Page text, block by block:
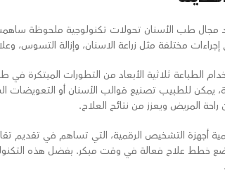
مجال طب الأسنان تحولات تكنولوجية ملحوظة
مختلفة مثل زراعة الاسنان، وإزالة التسوس،
الطباعة ثلاثية الأبعاد من التطورات المبتكرة في
يمكن للطبيب تصنيع قوالب الأسنان أو التعويضات
المريض ويعزز من نتائج العلاج.
أجهزة التشخيص الرقمية، التي تساهم في
وضع خطط علاج فعالة في وقت مبكر. بفضل هذه